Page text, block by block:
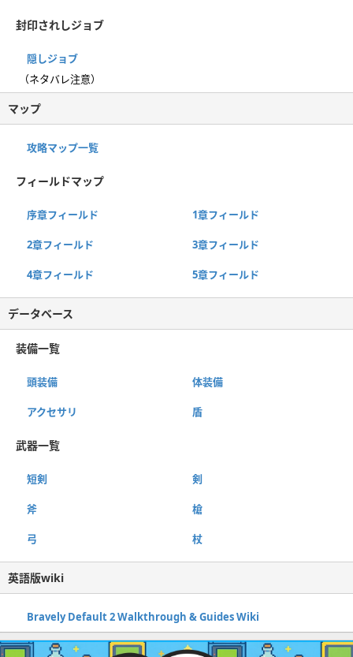
封印されしジョブ
隠しジョブ
（ネタバレ注意）
マップ
攻略マップ一覧
フィールドマップ
序章フィールド 1章フィールド
2章フィールド 3章フィールド
4章フィールド 5章フィールド
データベース
装備一覧
頭装備 体装備
アクセサリ 盾
武器一覧
短剣 剣
斧 槍
弓 杖
英語版wiki
Bravely Default 2 Walkthrough & Guides Wiki